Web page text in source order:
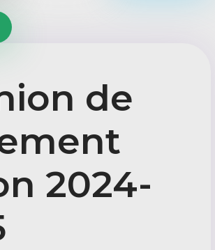
de
2024-